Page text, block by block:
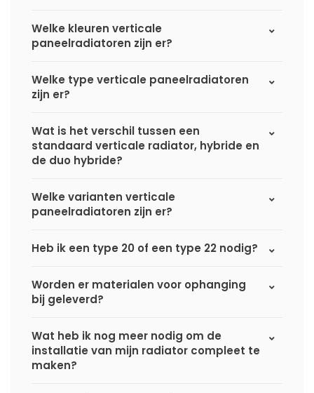
Welke kleuren verticale
paneelradiatoren zijn er?
Welke type verticale paneelradiatoren
zijn er?
Wat is het verschil tussen een
standaard verticale radiator, hybride en
de duo hybride?
Welke varianten verticale
paneelradiatoren zijn er?
Heb ik een type 20 of een type 22 nodig?
Worden er materialen voor ophanging
bij geleverd?
Wat heb ik nog meer nodig om de
installatie van mijn radiator compleet te
maken?